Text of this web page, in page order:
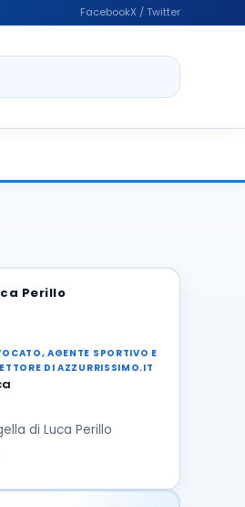
FacebookX / Twitter
Perillo
AGENTE SPORTIVO E
DI AZZURRISSIMO.IT
di Luca Perillo